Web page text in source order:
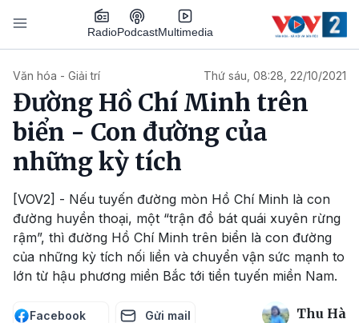
Nhảy đến nội dung
RadioPodcastMultimedia
Văn hóa - Giải trí Thứ sáu, 08:28, 22/10/2021
Đường Hồ Chí Minh trên
biển - Con đường của
những kỳ tích
[VOV2] - Nếu tuyến đường mòn Hồ Chí Minh là con
đường huyền thoại, một “trận đồ bát quái xuyên rừng
rậm”, thì đường Hồ Chí Minh trên biển là con đường
của những kỳ tích nối liền và chuyển vận sức mạnh to
lớn từ hậu phương miền Bắc tới tiền tuyến miền Nam.
Facebook Gửi mail Thu Hà